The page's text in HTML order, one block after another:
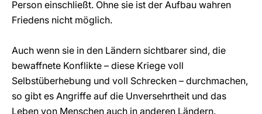
Person einschließt. Ohne sie ist der Aufbau wahren
Friedens nicht möglich.
Auch wenn sie in den Ländern sichtbarer sind, die
bewaffnete Konflikte – diese Kriege voll
Selbstüberhebung und voll Schrecken – durchmachen,
so gibt es Angriffe auf die Unversehrtheit und das
Leben von Menschen auch in anderen Ländern.